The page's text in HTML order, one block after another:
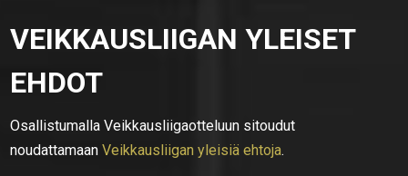
VEIKKAUSLIIGAN YLEISET
EHDOT
Osallistumalla Veikkausliigaotteluun sitoudut
noudattamaanVeikkausliigan yleisiä ehtoja.